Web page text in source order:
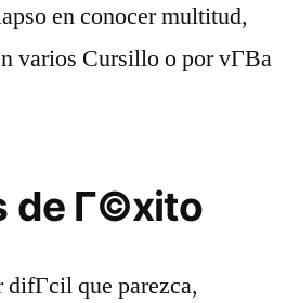
en conocer multitud,
varios Cursillo o por vГ­В­a
de Г©xito
difГ­cil que parezca,